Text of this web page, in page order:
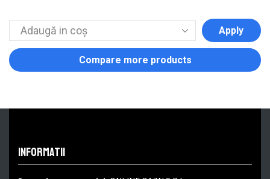
Apply
Compare more products
informatii